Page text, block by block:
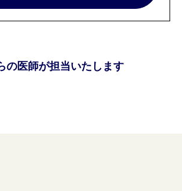
の医師が担当いたします